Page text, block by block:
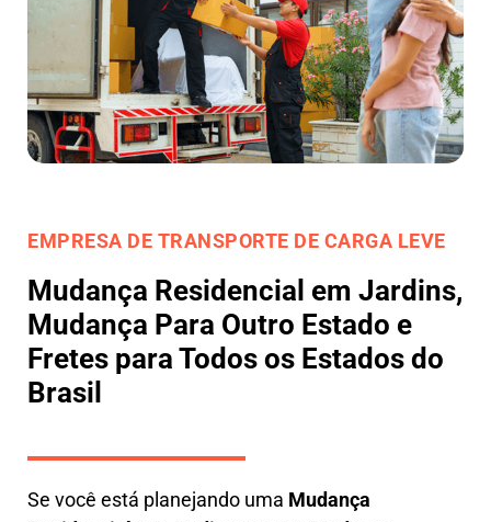
EMPRESA DE TRANSPORTE DE CARGA LEVE
Mudança Residencial em Jardins,
Mudança Para Outro Estado e
Fretes para Todos os Estados do
Brasil
Se você está planejando uma Mudança